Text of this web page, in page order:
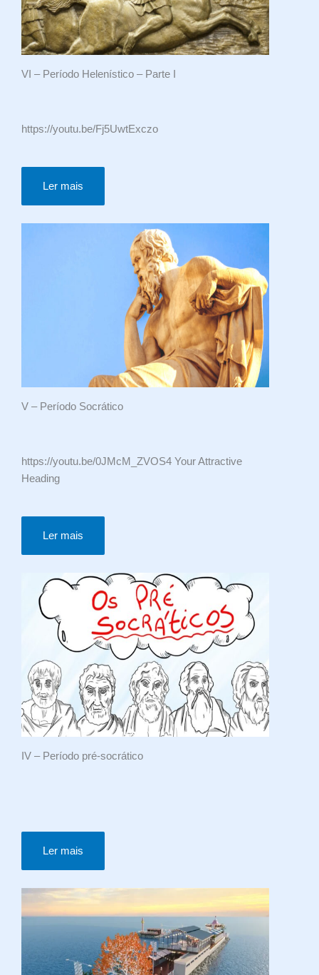
VI – Período Helenístico – Parte I
https://youtu.be/Fj5UwtExczo
Ler mais
V – Período Socrático
https://youtu.be/0JMcM_ZVOS4 Your Attractive
Heading
Ler mais
IV – Período pré-socrático
Ler mais